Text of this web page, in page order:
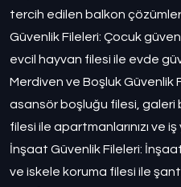
tercih edilen balkon
Güvenlik Fileleri: Çocuk
evcil hayvan filesi ile evde
Merdiven ve Boşluk Güvenlik
asansör boşluğu filesi, galeri
filesi ile apartmanlarınızı ve
İnşaat Güvenlik Fileleri:
ve iskele koruma filesi ile